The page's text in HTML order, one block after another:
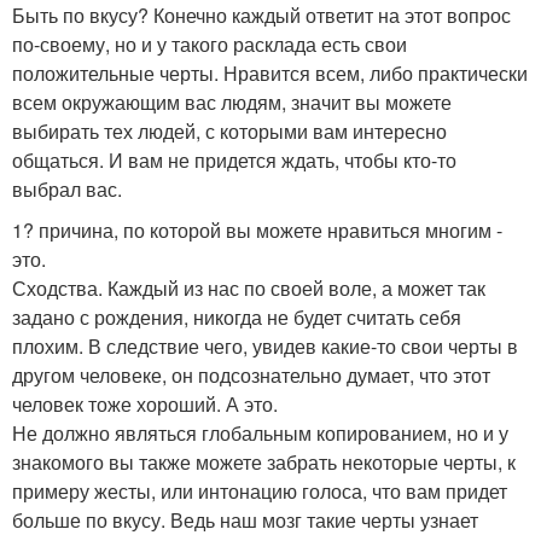
Быть по вкусу? Конечно каждый ответит на этот вопрос
по-своему, но и у такого расклада есть свои
положительные черты. Нравится всем, либо практически
всем окружающим вас людям, значит вы можете
выбирать тех людей, с которыми вам интересно
общаться. И вам не придется ждать, чтобы кто-то
выбрал вас.
1? причина, по которой вы можете нравиться многим -
это.
Сходства. Каждый из нас по своей воле, а может так
задано с рождения, никогда не будет считать себя
плохим. В следствие чего, увидев какие-то свои черты в
другом человеке, он подсознательно думает, что этот
человек тоже хороший. А это.
Не должно являться глобальным копированием, но и у
знакомого вы также можете забрать некоторые черты, к
примеру жесты, или интонацию голоса, что вам придет
больше по вкусу. Ведь наш мозг такие черты узнает